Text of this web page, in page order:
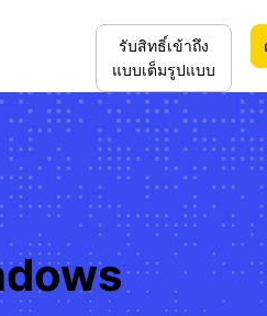
รับสิทธิ์เข้าถึง
แบบเต็มรูปแบบ